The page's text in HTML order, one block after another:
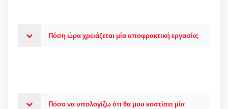
Πόση ώρα χρειάζεται μία αποφρακτική εργασία;
Πόσο να υπολογίζω ότι θα μου κοστίσει μία